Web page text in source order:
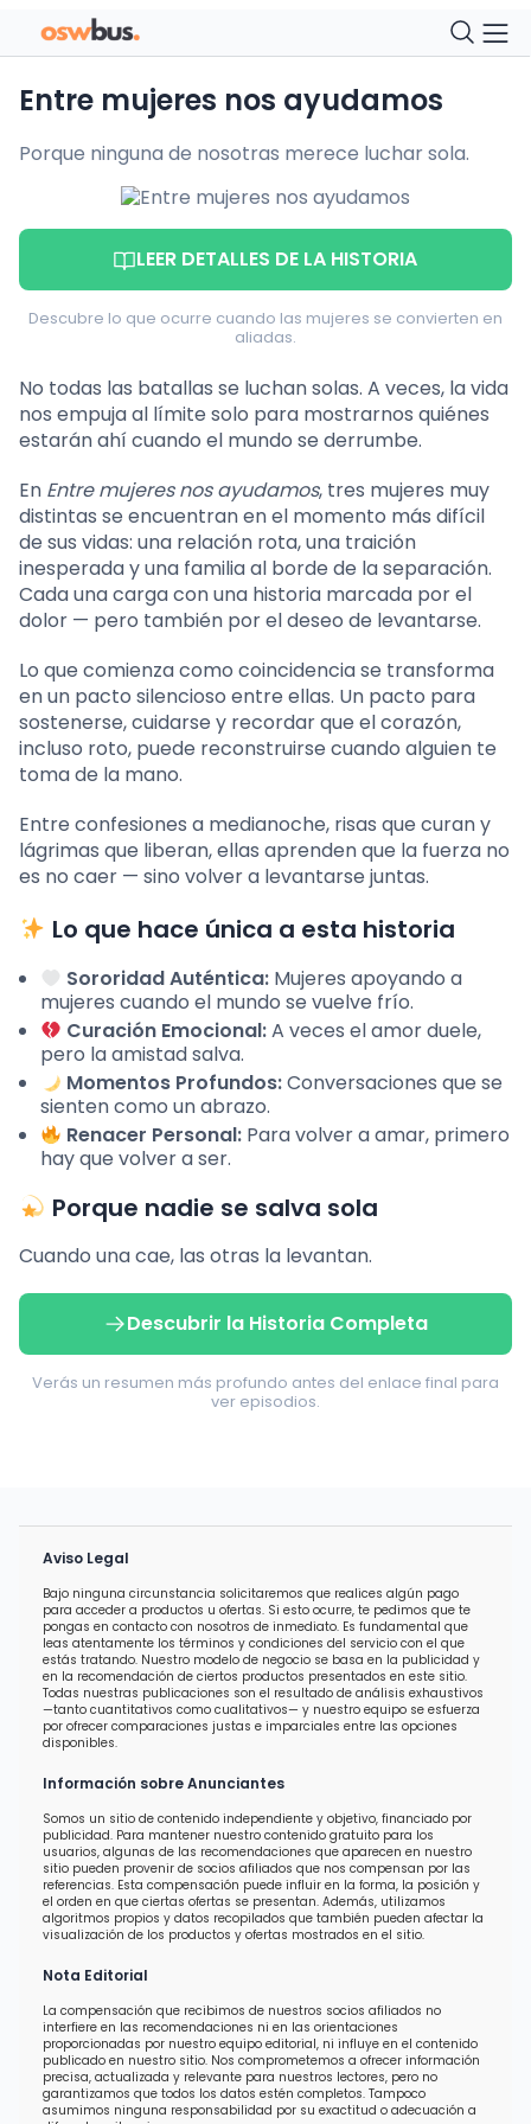
Entre mujeres nos ayudamos
Porque ninguna de nosotras merece luchar sola.
LEER DETALLES DE LA HISTORIA
Descubre lo que ocurre cuando las mujeres se convierten en
aliadas.
No todas las batallas se luchan solas. A veces, la vida
nos empuja al límite solo para mostrarnos quiénes
estarán ahí cuando el mundo se derrumbe.
En Entre mujeres nos ayudamos, tres mujeres muy
distintas se encuentran en el momento más difícil
de sus vidas: una relación rota, una traición
inesperada y una familia al borde de la separación.
Cada una carga con una historia marcada por el
dolor — pero también por el deseo de levantarse.
Lo que comienza como coincidencia se transforma
en un pacto silencioso entre ellas. Un pacto para
sostenerse, cuidarse y recordar que el corazón,
incluso roto, puede reconstruirse cuando alguien te
toma de la mano.
Entre confesiones a medianoche, risas que curan y
lágrimas que liberan, ellas aprenden que la fuerza no
es no caer — sino volver a levantarse juntas.
Lo que hace única a esta historia
Sororidad Auténtica: Mujeres apoyando a
mujeres cuando el mundo se vuelve frío.
Curación Emocional:A veces el amor duele,
pero la amistad salva.
Momentos Profundos:Conversaciones que se
sienten como un abrazo.
Renacer Personal: Para volver a amar, primero
hay que volver a ser.
Porque nadie se salva sola
Cuando una cae, las otras la levantan.
Descubrir la Historia Completa
Verás un resumen más profundo antes del enlace final para
ver episodios.
Aviso Legal
Bajo ninguna circunstancia solicitaremos que realices algún pago
para acceder a productos u ofertas. Si esto ocurre, te pedimos que te
pongas en contacto con nosotros de inmediato. Es fundamental que
leas atentamente los términos y condiciones del servicio con el que
estás tratando. Nuestro modelo de negocio se basa en la publicidad y
en la recomendación de ciertos productos presentados en este sitio.
Todas nuestras publicaciones son el resultado de análisis exhaustivos
—tanto cuantitativos como cualitativos— y nuestro equipo se esfuerza
por ofrecer comparaciones justas e imparciales entre las opciones
disponibles.
Información sobre Anunciantes
Somos un sitio de contenido independiente y objetivo, financiado por
publicidad. Para mantener nuestro contenido gratuito para los
usuarios, algunas de las recomendaciones que aparecen en nuestro
sitio pueden provenir de socios afiliados que nos compensan por las
referencias. Esta compensación puede influir en la forma, la posición y
el orden en que ciertas ofertas se presentan. Además, utilizamos
algoritmos propios y datos recopilados que también pueden afectar la
visualización de los productos y ofertas mostrados en el sitio.
Nota Editorial
La compensación que recibimos de nuestros socios afiliados no
interfiere en las recomendaciones ni en las orientaciones
proporcionadas por nuestro equipo editorial, ni influye en el contenido
publicado en nuestro sitio. Nos comprometemos a ofrecer información
precisa, actualizada y relevante para nuestros lectores, pero no
garantizamos que todos los datos estén completos. Tampoco
asumimos ninguna responsabilidad por su exactitud o adecuación a